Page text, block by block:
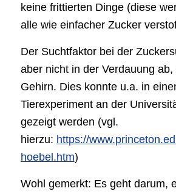
keine frittierten Dinge (diese
alle wie einfacher Zucker
Der Suchtfaktor bei der
aber nicht in der Verdauung ab,
Gehirn. Dies konnte u.a. in
Tierexperiment an der
gezeigt werden (vgl.
hierzu: https://
hoebel.htm)
Wohl gemerkt: Es geht darum,